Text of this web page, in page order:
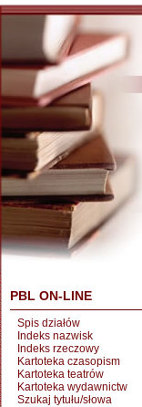
PBL ON-LINE
Spis działów
Indeks nazwisk
Indeks rzeczowy
Kartoteka czasopism
Kartoteka teatrów
Kartoteka wydawnictw
Szukaj tytułu/słowa